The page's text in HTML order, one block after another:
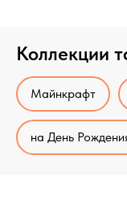
Коллекции
Майнкрафт
на День